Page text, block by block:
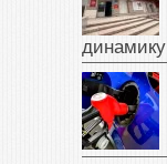
динамику